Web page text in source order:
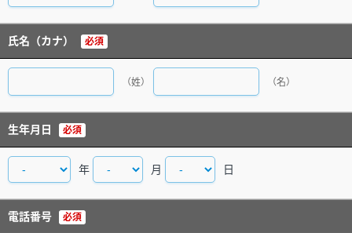
氏名（カナ） 必須
（姓） （名）
生年月日 必須
年 月 日
電話番号 必須